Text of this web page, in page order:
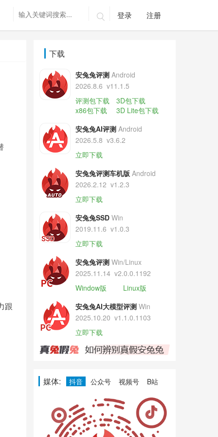
 登录 注册
跟
下载
安兔兔评测 Android
2026.8.6 v11.1.5
评测包下载
3D包下载
x86包下载
3D Lite包下载
安兔兔AI评测 Android
2026.5.8 v3.6.2
立即下载
安兔兔评测车机版 Android
2026.2.12 v1.2.3
立即下载
安兔兔SSD Win
2019.11.6 v1.0.3
立即下载
安兔兔评测 Win/Linux
2025.11.14 v2.0.0.1192
Window版
Linux版
安兔兔AI大模型评测 Win
2025.10.20 v1.1.0.1103
立即下载
媒体: 抖音 公众号 视频号 B站